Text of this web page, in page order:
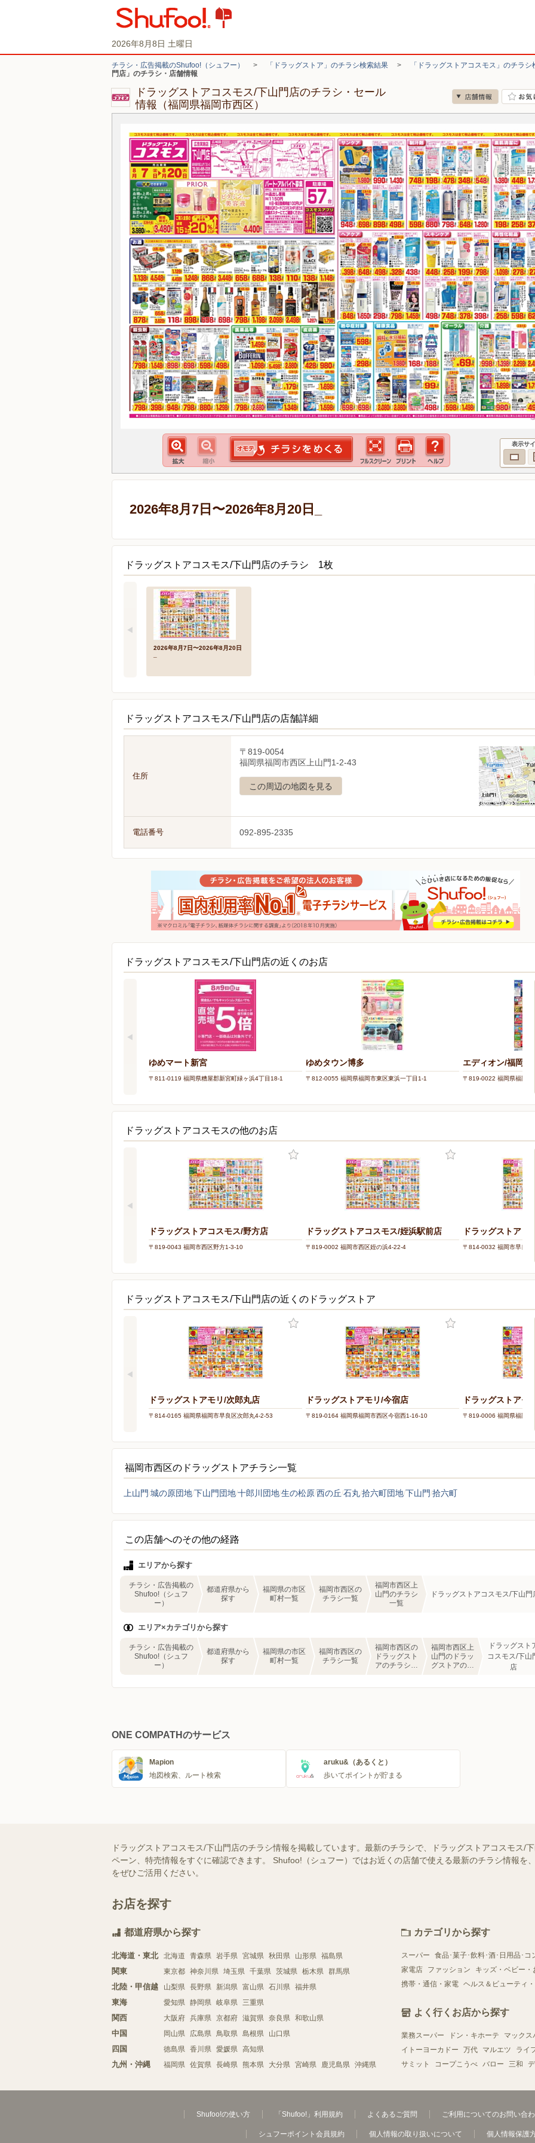
2026年8月8日 土曜日
チラシ・広告掲載のShufoo!（シュフー） > 「ドラッグストア」のチラシ検索結果 > 「ドラッグストアコスモス」のチラシ
門店」のチラシ・店舗情報
ドラッグストアコスモス/下山門店のチラシ・セール
情報（福岡県福岡市西区）
表示サ
2026年8月7日〜2026年8月20日_
ドラッグストアコスモス/下山門店のチラシ 1枚
2026年8月7日〜2026年8月20日
ドラッグストアコスモス/下山門店の店舗詳細
住所
〒819-0054
福岡県福岡市西区上山門1-2-43
この周辺の地図を見る
電話番号 092-895-2335
ドラッグストアコスモス/下山門店の近くのお店
ゆめマート新宮
〒811-0119 福岡県糟屋郡新宮町緑ヶ浜4丁目18-1
ゆめタウン博多
〒812-0055 福岡県福岡市東区東浜一丁目1-1
エディオン/福岡西店
〒819-0022 福岡県福岡市
ドラッグストアコスモスの他のお店
ドラッグストアコスモス/野方店
〒819-0043 福岡市西区野方1-3-10
ドラッグストアコスモス/姪浜駅前店
〒819-0002 福岡市西区姪の浜4-22-4
ドラッグストアコ
〒814-0032 福岡市早良区
ドラッグストアコスモス/下山門店の近くのドラッグストア
ドラッグストアモリ/次郎丸店
〒814-0165 福岡県福岡市早良区次郎丸4-2-53
ドラッグストアモリ/今宿店
〒819-0164 福岡県福岡市西区今宿西1-16-10
ドラッグストアモ
〒819-0006 福岡県福岡市
福岡市西区のドラッグストアチラシ一覧
上山門 城の原団地下山門団地十郎川団地生の松原西の丘 石丸拾六町団地下山門 拾六町
この店舗へのその他の経路
エリアから探す
チラシ・広告掲載の
Shufoo!（シュフ
ー）
都道府県から
探す
福岡県の市区
町村一覧
福岡市西区の
チラシ一覧
福岡市西区上
山門のチラシ
一覧
ドラッグストアコスモス/下山門
エリア×カテゴリから探す
チラシ・広告掲載の
Shufoo!（シュフ
ー）
都道府県から
探す
福岡県の市区
町村一覧
福岡市西区の
チラシ一覧
福岡市西区の
ドラッグスト
アのチラシ一
福岡市西区上
山門のドラッ
グストアのチ
ドラッグスト
コスモス/下山
店
ONE COMPATHのサービス
Mapion
地図検索、ルート検索
aruku&（あるくと）
歩いてポイントが貯まる
ドラッグストアコスモス/下山門店のチラシ情報を掲載しています。最新のチラシで、ドラッグストアコスモス/
ペーン、特売情報をすぐに確認できます。 Shufoo!（シュフー）ではお近くの店舗で使える最新のチラシ情報を
をぜひご活用ください。
お店を探す
都道府県から探す
北海道・東北 北海道 青森県 岩手県 宮城県 秋田県 山形県 福島県
関東 東京都 神奈川県 埼玉県 千葉県 茨城県 栃木県 群馬県
北陸・甲信越 山梨県 長野県 新潟県 富山県 石川県 福井県
東海 愛知県 静岡県 岐阜県 三重県
関西 大阪府 兵庫県 京都府 滋賀県 奈良県 和歌山県
中国 岡山県 広島県 鳥取県 島根県 山口県
四国 徳島県 香川県 愛媛県 高知県
九州・沖縄 福岡県 佐賀県 長崎県 熊本県 大分県 宮崎県 鹿児島県 沖縄県
カテゴリから探す
スーパー 食品･菓子･飲料･酒･日用品･コ
家電店
ファッション キッズ・ベビー・
携帯・通信・家電 ヘルス＆ビューティ
よく行くお店から探す
業務スーパー ドン・キホーテ マックス
イトーヨーカドー
万代 マルエツ ライ
サミット
コープこうべ バロー 三和
Shufoo!の使い方 「Shufoo!」利用規約 よくあるご質問 ご利用についてのお問い合
シュフーポイント会員規約 個人情報の取り扱いについて 個人情報保護